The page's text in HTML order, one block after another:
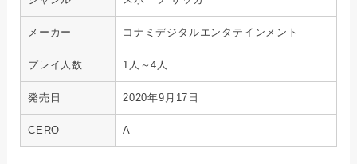
メーカー コナミデジタルエンタテインメント
プレイ人数 1人～4人
発売日 2020年9月17日
CERO A